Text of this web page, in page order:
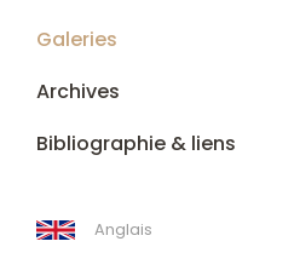
Galeries
Archives
Bibliographie & liens
Anglais